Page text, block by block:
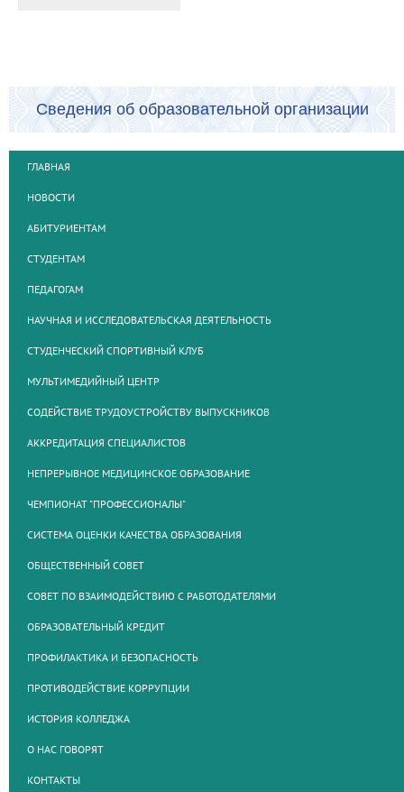
Сведения об образовательной организации
ГЛАВНАЯ
НОВОСТИ
АБИТУРИЕНТАМ
СТУДЕНТАМ
ПЕДАГОГАМ
НАУЧНАЯ И ИССЛЕДОВАТЕЛЬСКАЯ ДЕЯТЕЛЬНОСТЬ
СТУДЕНЧЕСКИЙ СПОРТИВНЫЙ КЛУБ
МУЛЬТИМЕДИЙНЫЙ ЦЕНТР
СОДЕЙСТВИЕ ТРУДОУСТРОЙСТВУ ВЫПУСКНИКОВ
АККРЕДИТАЦИЯ СПЕЦИАЛИСТОВ
НЕПРЕРЫВНОЕ МЕДИЦИНСКОЕ ОБРАЗОВАНИЕ
ЧЕМПИОНАТ "ПРОФЕССИОНАЛЫ"
СИСТЕМА ОЦЕНКИ КАЧЕСТВА ОБРАЗОВАНИЯ
ОБЩЕСТВЕННЫЙ СОВЕТ
СОВЕТ ПО ВЗАИМОДЕЙСТВИЮ С РАБОТОДАТЕЛЯМИ
ОБРАЗОВАТЕЛЬНЫЙ КРЕДИТ
ПРОФИЛАКТИКА И БЕЗОПАСНОСТЬ
ПРОТИВОДЕЙСТВИЕ КОРРУПЦИИ
ИСТОРИЯ КОЛЛЕДЖА
О НАС ГОВОРЯТ
КОНТАКТЫ